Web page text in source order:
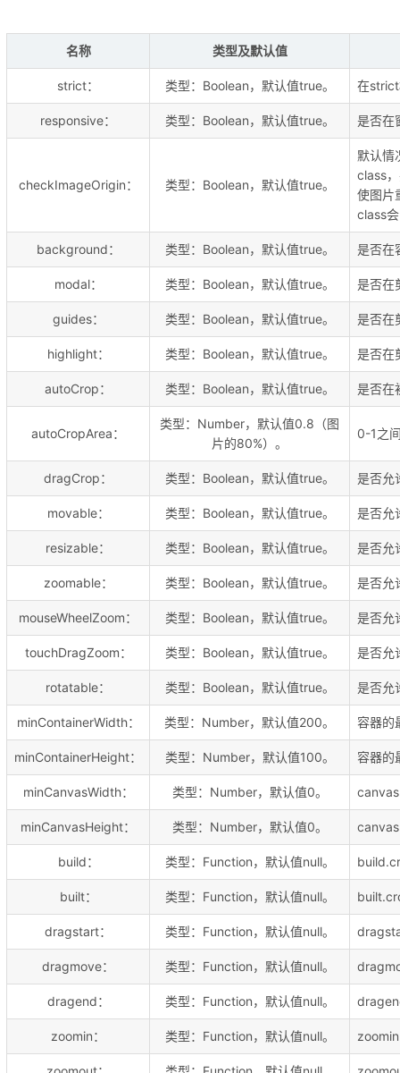
名称 类型及默认值
strict： 类型：Boolean，默认值true。 在strict
responsive： 类型：Boolean，默认值true。 是否在
checkImageOrigin： 类型：Boolean，默认值true。
默认情
class
使图片
class
background： 类型：Boolean，默认值true。 是否在
modal： 类型：Boolean，默认值true。 是否在
guides： 类型：Boolean，默认值true。 是否在
highlight： 类型：Boolean，默认值true。 是否在
autoCrop： 类型：Boolean，默认值true。 是否在
autoCropArea：
类型：Number，默认值0.8（图
片的80%）。
0-1之
dragCrop： 类型：Boolean，默认值true。 是否允
movable： 类型：Boolean，默认值true。 是否允
resizable： 类型：Boolean，默认值true。 是否允
zoomable： 类型：Boolean，默认值true。 是否允
mouseWheelZoom： 类型：Boolean，默认值true。 是否允
touchDragZoom： 类型：Boolean，默认值true。 是否允
rotatable： 类型：Boolean，默认值true。 是否允
minContainerWidth： 类型：Number，默认值200。 容器的
minContainerHeight： 类型：Number，默认值100。 容器的
minCanvasWidth： 类型：Number，默认值0。
minCanvasHeight： 类型：Number，默认值0。
build： 类型：Function，默认值null。
built： 类型：Function，默认值null。
dragstart： 类型：Function，默认值null。
dragmove： 类型：Function，默认值null。
dragend： 类型：Function，默认值null。
zoomin： 类型：Function，默认值null。